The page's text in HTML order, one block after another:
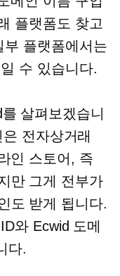
플랫폼도 찾고
플랫폼에서는
수 있습니다.
살펴보겠습니
전자상거래
인 스토어, 즉
만 그게 전부가
도 받게 됩니다.
와 Ecwid 도메
다.